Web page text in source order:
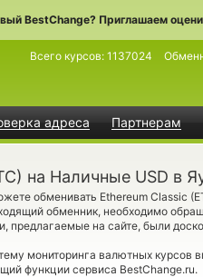
BestChange? Приглашаем
адреса Партнерам
Всего курсов: 1137024
на Наличные USD в
обменивать Ethereum Classic
обменник, необходимо
предлагаемые на сайте, были
мониторинга валютных курсов
функции сервиса BestChange.ru.